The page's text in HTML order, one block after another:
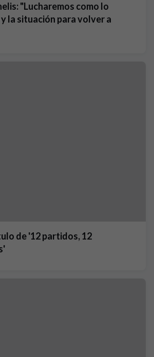
"Lucharemos como lo
la situación para volver a
de '12 partidos, 12